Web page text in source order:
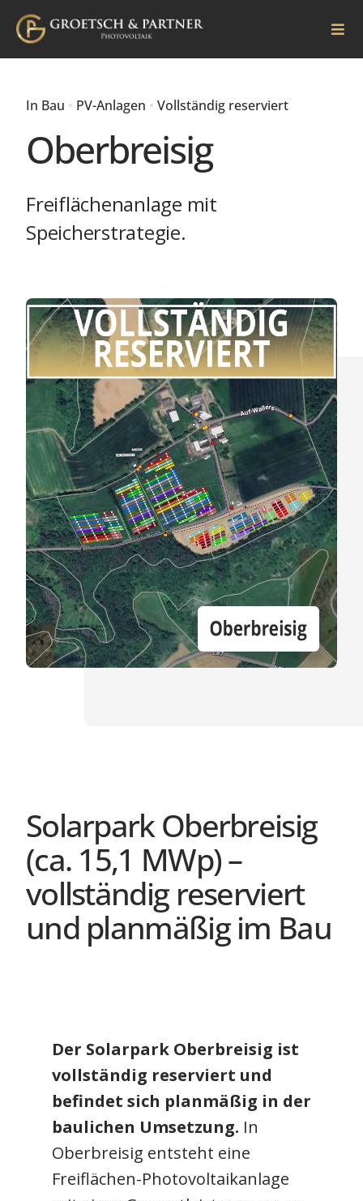
Skip
content
Warum wir?
Kontakt
In Bau • PV-Anlagen • Vollständig reserviert
Oberbreisig
Freiflächenanlage mit
Speicherstrategie.
Solarpark Oberbreisig
(ca. 15,1 MWp) –
vollständig reserviert
und planmäßig im Bau
Der Solarpark Oberbreisig ist
vollständig reserviert und
befindet sich planmäßig in der
baulichen Umsetzung. In
Oberbreisig entsteht eine
Freiflächen-Photovoltaikanlage